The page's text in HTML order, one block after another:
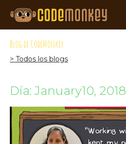
Blog de CodeMonkey
> Todos los blogs
Día: January10, 2018